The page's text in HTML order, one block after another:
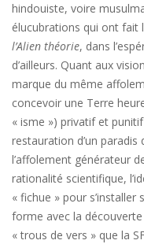
hindouiste, voire
élucubrations qui ont fait
l’Alien théorie, dans
d’ailleurs. Quant aux
marque du même
concevoir une Terre
« isme ») privatif et
restauration d’un paradis
l’affolement générateur
rationalité scientifique,
« fichue » pour
forme avec la
« trous de vers » que la